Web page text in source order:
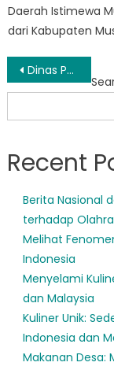
Daerah Istimewa
dari Kabupaten
Post
Dinas Pendidikan Kabupaten Musi Rawas Implements Innovative Programs to Improve Education Quality
Recent
Berita Nasional
terhadap
Melihat
Indonesia
Menyelami
dan Malaysia
Kuliner Unik:
Indonesia dan
Makanan Desa: